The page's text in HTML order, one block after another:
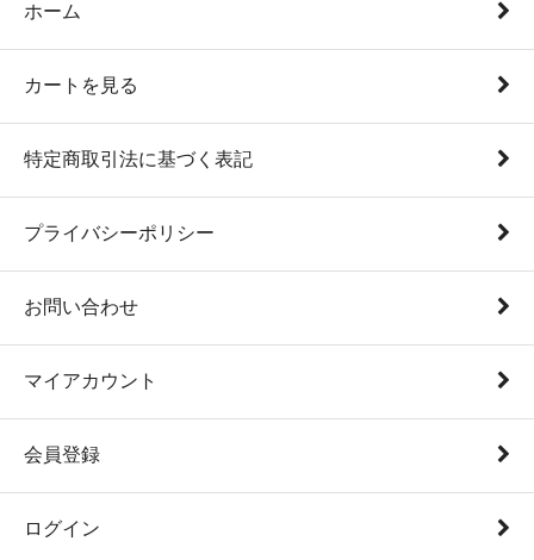
ホーム
カートを見る
特定商取引法に基づく表記
プライバシーポリシー
お問い合わせ
マイアカウント
会員登録
ログイン